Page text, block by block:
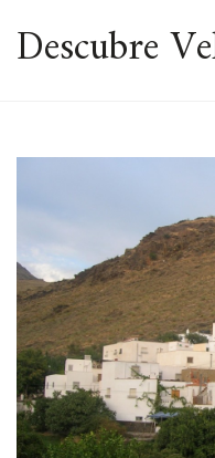
Descubre